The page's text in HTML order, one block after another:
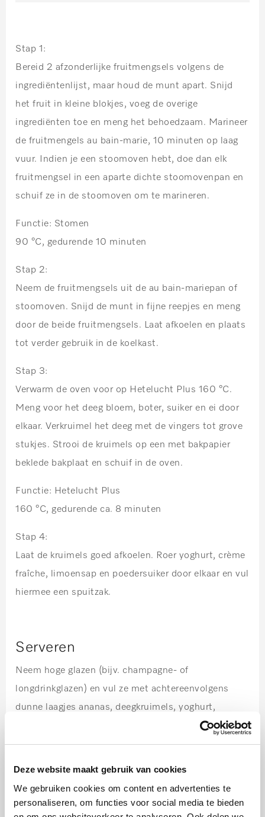
Deze website maakt gebruik van cookies
We gebruiken cookies om content en advertenties te
personaliseren, om functies voor social media te bieden
Stap 1:
Bereid 2 afzonderlijke fruitmengsels volgens de
ingrediëntenlijst, maar houd de munt apart. Snijd
het fruit in kleine blokjes, voeg de overige
ingrediënten toe en meng het behoedzaam. Marineer
de fruitmengels au bain-marie, 10 minuten op laag
vuur. Indien je een stoomoven hebt, doe dan elk
fruitmengsel in een aparte dichte stoomovenpan en
schuif ze in de stoomoven om te marineren.
Functie: Stomen
90 °C, gedurende 10 minuten
Stap 2:
Neem de fruitmengsels uit de au bain-mariepan of
stoomoven. Snijd de munt in fijne reepjes en meng
door de beide fruitmengsels. Laat afkoelen en plaats
tot verder gebruik in de koelkast.
Stap 3:
Verwarm de oven voor op Hetelucht Plus 160 °C.
Meng voor het deeg bloem, boter, suiker en ei door
elkaar. Verkruimel het deeg met de vingers tot grove
stukjes. Strooi de kruimels op een met bakpapier
beklede bakplaat en schuif in de oven.
Functie: Hetelucht Plus
160 °C, gedurende ca. 8 minuten
Stap 4:
Laat de kruimels goed afkoelen. Roer yoghurt, crème
fraîche, limoensap en poedersuiker door elkaar en vul
hiermee een spuitzak.
Serveren
Neem hoge glazen (bijv. champagne- of
longdrinkglazen) en vul ze met achtereenvolgens
dunne laagjes ananas, deegkruimels, yoghurt,
aardbeien en deegkruimels. Herhaal tot de glazen tot
de rand gevuld zijn. Garneer vervolgens met
tevoren bereiden. Leg de spuitzak met de